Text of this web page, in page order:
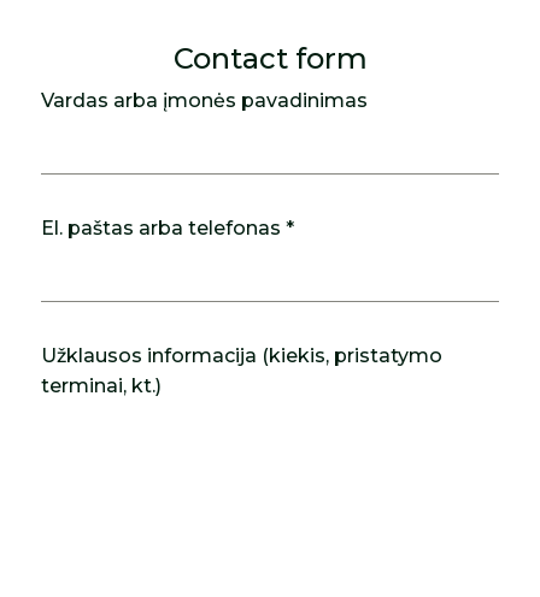
Contact form
Vardas arba įmonės pavadinimas
El. paštas arba telefonas *
Užklausos informacija (kiekis, pristatymo
terminai, kt.)